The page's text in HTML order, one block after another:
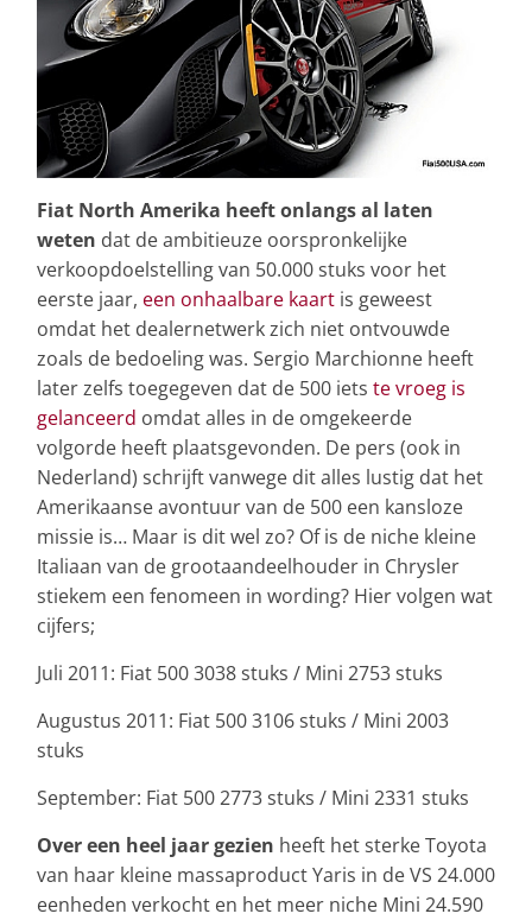
Fiat North Amerika heeft onlangs al laten
weten dat de ambitieuze oorspronkelijke
verkoopdoelstelling van 50.000 stuks voor het
eerste jaar, een onhaalbare kaart is geweest
omdat het dealernetwerk zich niet ontvouwde
zoals de bedoeling was. Sergio Marchionne heeft
later zelfs toegegeven dat de 500 iets te vroeg is
gelanceerd omdat alles in de omgekeerde
volgorde heeft plaatsgevonden. De pers (ook in
Nederland) schrijft vanwege dit alles lustig dat het
Amerikaanse avontuur van de 500 een kansloze
missie is… Maar is dit wel zo? Of is de niche kleine
Italiaan van de grootaandeelhouder in Chrysler
stiekem een fenomeen in wording? Hier volgen wat
cijfers;
Juli 2011: Fiat 500 3038 stuks / Mini 2753 stuks
Augustus 2011: Fiat 500 3106 stuks / Mini 2003
stuks
September: Fiat 500 2773 stuks / Mini 2331 stuks
Over een heel jaar gezien heeft het sterke Toyota
van haar kleine massaproduct Yaris in de VS 24.000
eenheden verkocht en het meer niche Mini 24.590